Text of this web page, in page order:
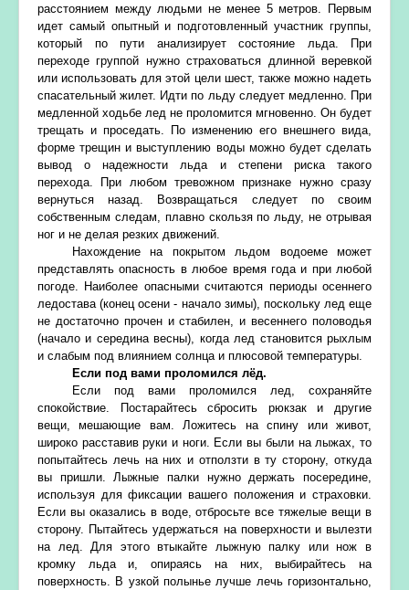
расстоянием между людьми не менее 5 метров. Первым
идет самый опытный и подготовленный участник группы,
который по пути анализирует состояние льда. При
переходе группой нужно страховаться длинной веревкой
или использовать для этой цели шест, также можно надеть
спасательный жилет. Идти по льду следует медленно. При
медленной ходьбе лед не проломится мгновенно. Он будет
трещать и проседать. По изменению его внешнего вида,
форме трещин и выступлению воды можно будет сделать
вывод о надежности льда и степени риска такого
перехода. При любом тревожном признаке нужно сразу
вернуться назад. Возвращаться следует по своим
собственным следам, плавно скользя по льду, не отрывая
ног и не делая резких движений.
Нахождение на покрытом льдом водоеме может
представлять опасность в любое время года и при любой
погоде. Наиболее опасными считаются периоды осеннего
ледостава (конец осени - начало зимы), поскольку лед еще
не достаточно прочен и стабилен, и весеннего половодья
(начало и середина весны), когда лед становится рыхлым
и слабым под влиянием солнца и плюсовой температуры.
Если под вами проломился лёд.
Если под вами проломился лед, сохраняйте
спокойствие. Постарайтесь сбросить рюкзак и другие
вещи, мешающие вам. Ложитесь на спину или живот,
широко расставив руки и ноги. Если вы были на лыжах, то
попытайтесь лечь на них и отползти в ту сторону, откуда
вы пришли. Лыжные палки нужно держать посередине,
используя для фиксации вашего положения и страховки.
Если вы оказались в воде, отбросьте все тяжелые вещи в
сторону. Пытайтесь удержаться на поверхности и вылезти
на лед. Для этого втыкайте лыжную палку или нож в
кромку льда и, опираясь на них, выбирайтесь на
поверхность. В узкой полынье лучше лечь горизонтально,